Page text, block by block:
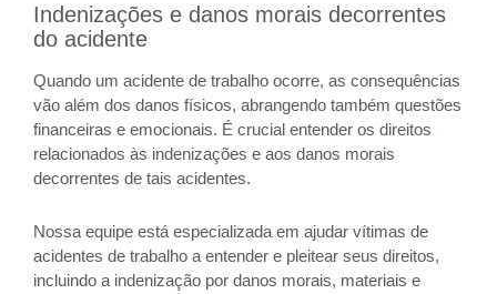
Indenizações e danos morais decorrentes
do acidente
Quando um acidente de trabalho ocorre, as consequências
vão além dos danos físicos, abrangendo também questões
financeiras e emocionais. É crucial entender os direitos
relacionados às indenizações e aos danos morais
decorrentes de tais acidentes.
Nossa equipe está especializada em ajudar vítimas de
acidentes de trabalho a entender e pleitear seus direitos,
incluindo a indenização por danos morais, materiais e